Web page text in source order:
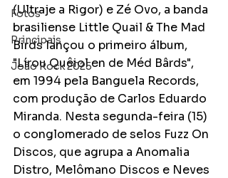
Fotos
Principais
João Rock 2025
(Ultraje a Rigor) e Zé Ovo, a banda
brasiliense Little Quail & The Mad
Birds lançou o primeiro álbum,
"Lírou Quêiol en de Méd Bârds",
em 1994 pela Banguela Records,
com produção de Carlos Eduardo
Miranda. Nesta segunda-feira (15)
o conglomerado de selos Fuzz On
Discos, que agrupa a Anomalia
Distro, Melômano Discos e Neves